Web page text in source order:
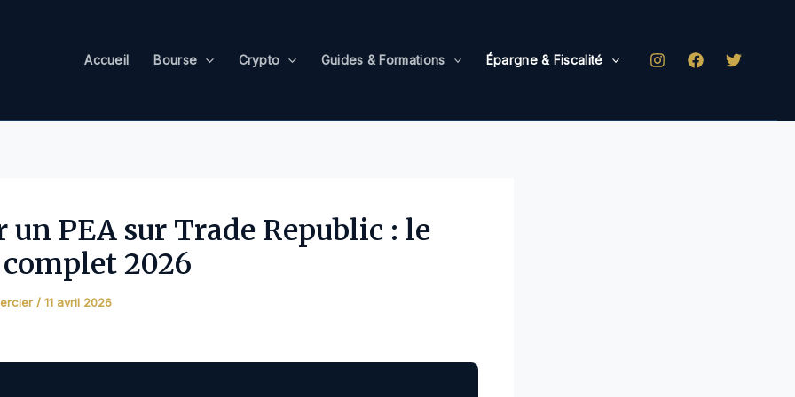
Accueil Bourse Crypto Guides & Formations Épargne & Fiscalité
un PEA sur Trade Republic : le
2026
/ 11 avril 2026